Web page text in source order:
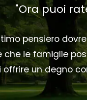
"Ora puoi
pensiero
le famiglie
un degno